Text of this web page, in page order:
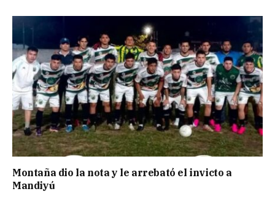
Montaña dio la nota y le arrebató el invicto a
Mandiyú